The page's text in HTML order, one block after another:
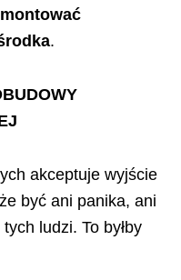
.
akceptuje wyjście
być ani panika, ani
ludzi. To byłby